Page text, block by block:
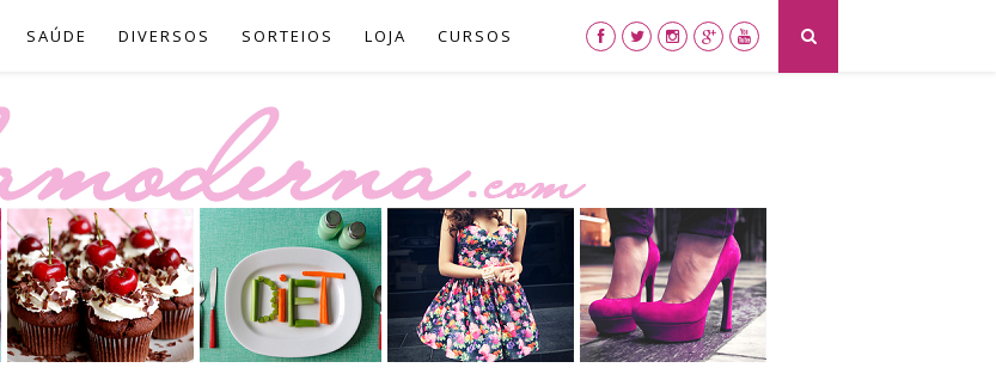
SAÚDE DIVERSOS SORTEIOS LOJA CURSOS